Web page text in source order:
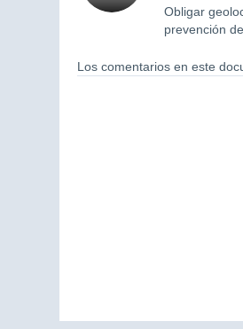
Obligar
prevención
Los comentarios en este